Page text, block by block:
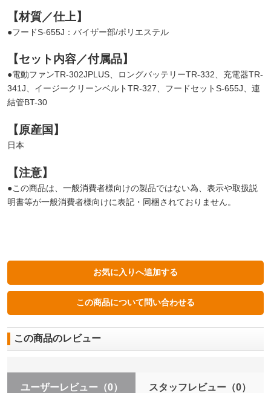
【材質／仕上】
●フードS-655J：バイザー部/ポリエステル
【セット内容／付属品】
●電動ファンTR-302JPLUS、ロングバッテリーTR-332、充電器TR-
341J、イージークリーンベルトTR-327、フードセットS-655J、連
結管BT-30
【原産国】
日本
【注意】
●この商品は、一般消費者様向けの製品ではない為、表示や取扱説
明書等が一般消費者様向けに表記・同梱されておりません。
この商品のレビュー
ユーザーレビュー （0） スタッフレビュー（0）